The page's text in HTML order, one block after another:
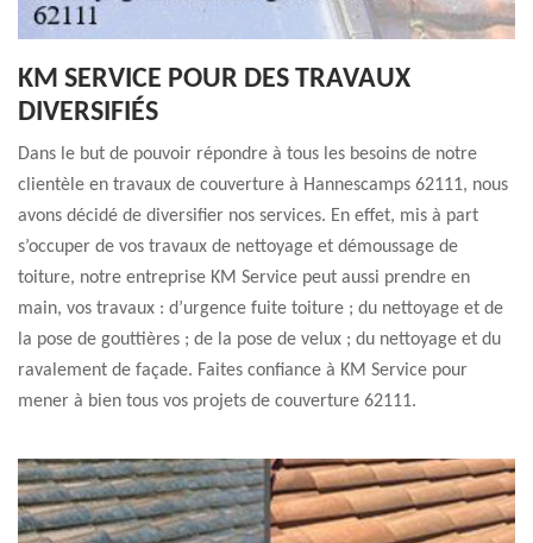
KM SERVICE POUR DES TRAVAUX
DIVERSIFIÉS
Dans le but de pouvoir répondre à tous les besoins de notre
clientèle en travaux de couverture à Hannescamps 62111, nous
avons décidé de diversifier nos services. En effet, mis à part
s’occuper de vos travaux de nettoyage et démoussage de
toiture, notre entreprise KM Service peut aussi prendre en
main, vos travaux : d’urgence fuite toiture ; du nettoyage et de
la pose de gouttières ; de la pose de velux ; du nettoyage et du
ravalement de façade. Faites confiance à KM Service pour
mener à bien tous vos projets de couverture 62111.